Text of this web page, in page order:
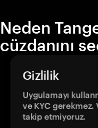
Neden
cüzdanını
Gizlilik
Uygulamayı
ve KYC
takip etmiyoruz.